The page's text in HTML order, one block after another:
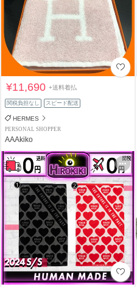
¥11,690+送料着払
関税負担なし スピード配送
HERMES
PERSONAL SHOPPER
AAAkiko